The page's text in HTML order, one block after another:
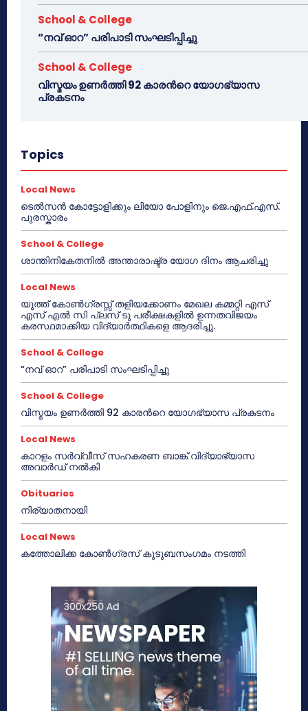
School & College
“നവ് ഓറ” പരിപാടി സംഘടിപ്പിച്ചു
School & College
വിസ്മയം ഉണർത്തി 92 കാരൻറെ യോഗഭ്യാസ
പ്രകടനം
Topics
Local News
ടെൽസൻ കോട്ടോളിക്കും ലിയോ പോളിനും ജെ.എഫ്.എസ്.
പുരസ്കാരം
School & College
ശാന്തിനികേതനിൽ അന്താരാഷ്ട്ര യോഗ ദിനം ആചരിച്ചു
Local News
യൂത്ത് കോൺഗ്രസ്സ് തളിയക്കോണം മേഖല കമ്മറ്റി എസ്
എസ് എൽ സി പ്ലസ് ടു പരീക്ഷകളിൽ ഉന്നതവിജയം
കരസ്ഥമാക്കിയ വിദ്യാർത്ഥികളെ ആദരിച്ചു.
School & College
“നവ് ഓറ” പരിപാടി സംഘടിപ്പിച്ചു
School & College
വിസ്മയം ഉണർത്തി 92 കാരൻറെ യോഗഭ്യാസ പ്രകടനം
Local News
കാറളം സർവ്വീസ് സഹകരണ ബാങ്ക് വിദ്യാഭ്യാസ
അവാർഡ് നൽകി
Obituaries
നിര്യാതനായി
Local News
കത്തോലിക്ക കോൺഗ്രസ് കുടുബസംഗമം നടത്തി